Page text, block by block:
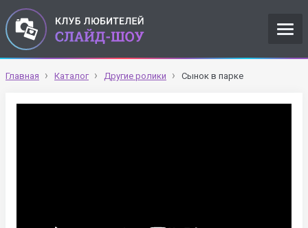
Главная Каталог Другие ролики Сынок в парке